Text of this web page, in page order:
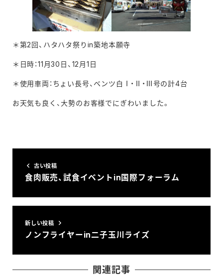
＊第2回、ハタハタ祭りin築地本願寺
＊日時：11月30日、12月1日
＊使用車両：ちょい長号、ベンツ白Ⅰ・Ⅱ・Ⅲ号の計4台
お天気も良く、大勢のお客様でにぎわいました。
古い投稿
食肉販売、試食イベントin国際フォーラム
新しい投稿
ノンフライヤーin二子玉川ライズ
関連記事